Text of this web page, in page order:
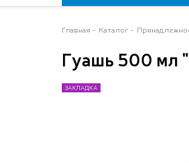
Главная Каталог
Гуашь 500 мл
ЗАКЛАДКА
ЗАКЛАДКА
ЗАКЛАДКА
ЗАКЛАДКА